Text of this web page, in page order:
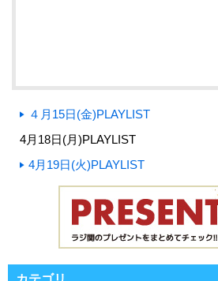
４月15日(金)PLAYLIST
4月18日(月)PLAYLIST
4月19日(火)PLAYLIST